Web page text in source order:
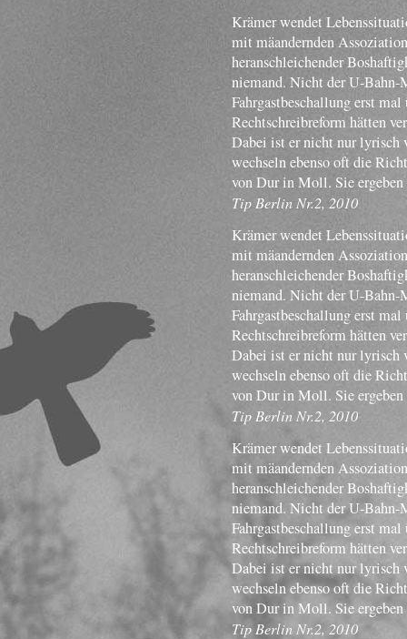
Krämer wendet
mit mäandernden
heranschleichender
niemand. Nicht der U-Bahn-
Fahrgastbeschallung erst
Rechtschreibreform hätten
Dabei ist er nicht nur lyrisch
wechseln ebenso oft die
von Dur in Moll. Sie
Tip Berlin Nr.2, 2010
Krämer wendet
mit mäandernden
heranschleichender
niemand. Nicht der U-Bahn-
Fahrgastbeschallung erst
Rechtschreibreform hätten
Dabei ist er nicht nur lyrisch
wechseln ebenso oft die
von Dur in Moll. Sie
Tip Berlin Nr.2, 2010
Krämer wendet
mit mäandernden
heranschleichender
niemand. Nicht der U-Bahn-
Fahrgastbeschallung erst
Rechtschreibreform hätten
Dabei ist er nicht nur lyrisch
wechseln ebenso oft die
von Dur in Moll. Sie
Tip Berlin Nr.2, 2010